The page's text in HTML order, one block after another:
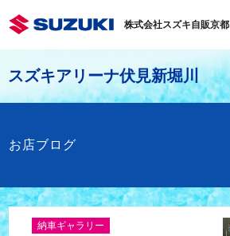
株式会社スズキ自販京都
スズキアリーナ伏見新堀川
お店ブログ
納車ギャラリー